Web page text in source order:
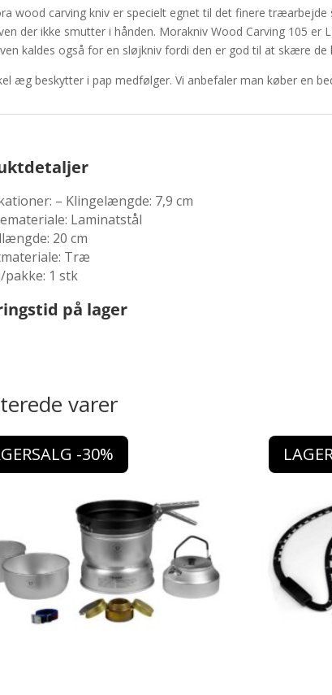
wood carving kniv er specielt egnet til det finere
der ikke smutter i hånden. Morakniv Wood Carving 105
kaldes også for en sløjkniv fordi den er god til at skære de
æg beskytter i pap medfølger. Vi anbefaler man køber en
– Klingelængde: 7,9 cm
Laminatstål
20 cm
Træ
pakke: 1 stk
på lager
varer
-30%